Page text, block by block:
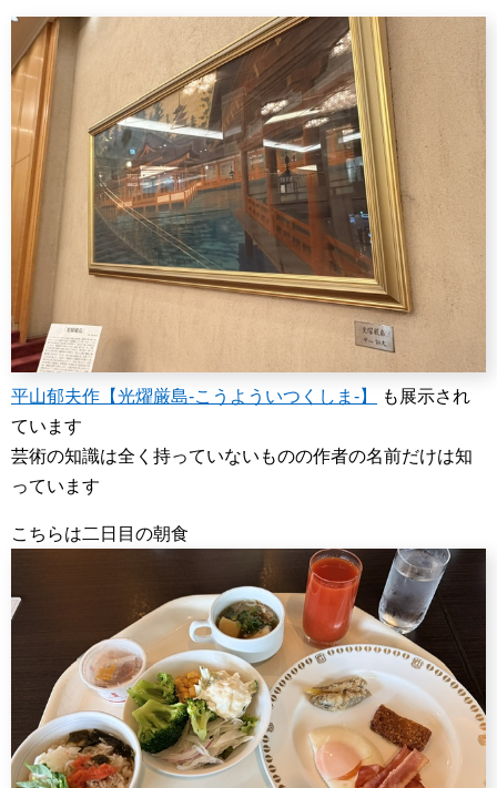
平山郁夫作【光燿厳島-こうよういつくしま-】
も展示され
ています
芸術の知識は全く持っていないものの作者の名前だけは知
っています
こちらは二日目の朝食